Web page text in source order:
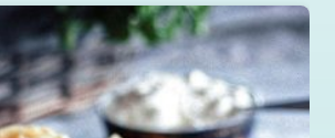
манты, хинкали, хинкал в
ассортименте
Читать далее